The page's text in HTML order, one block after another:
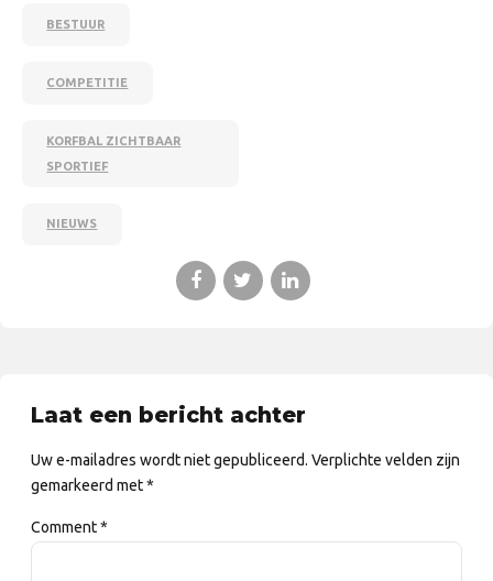
BESTUUR
COMPETITIE
KORFBAL ZICHTBAAR
SPORTIEF
NIEUWS
Laat een bericht achter
Uw e-mailadres wordt niet gepubliceerd. Verplichte velden zijn
gemarkeerd met *
Comment*